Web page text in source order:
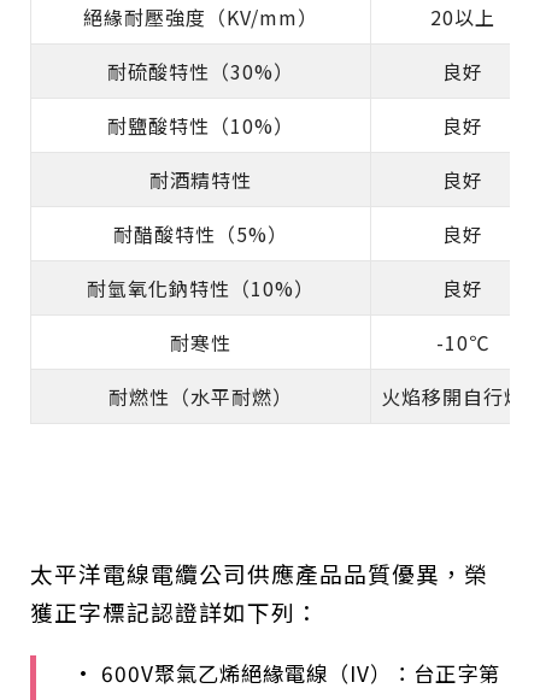
絕緣耐壓強度（KV/mm）
20以上
耐硫酸特性（30%）
良好
耐鹽酸特性（10%）
良好
耐酒精特性
良好
耐醋酸特性（5%）
良好
耐氫氧化鈉特性（10%）
良好
耐寒性
-10℃
耐燃性（水平耐燃）
火焰移開自行熄
太平洋電線電纜公司供應產品品質優異，榮
獲正字標記認證詳如下列：
• 600V聚氣乙烯絕緣電線（IV）：台正字第